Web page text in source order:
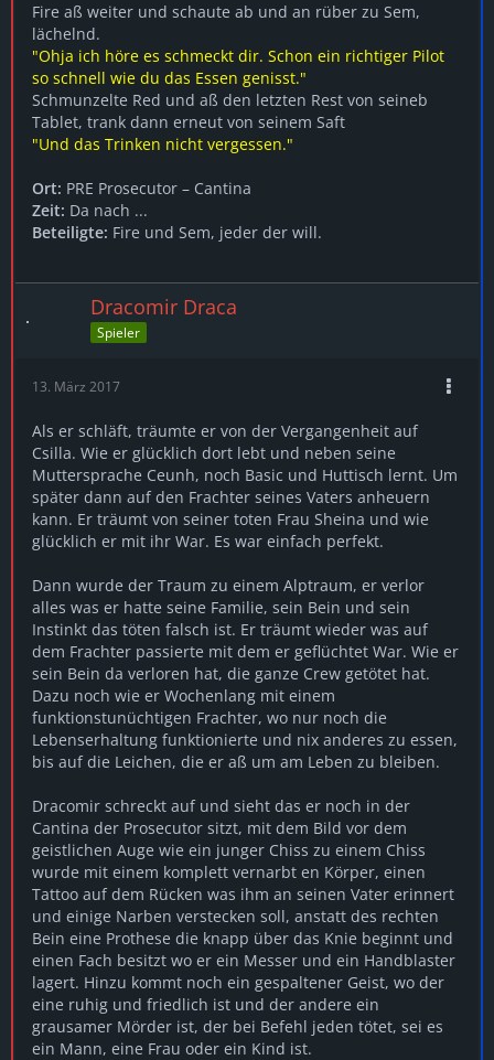
Fire aß weiter und schaute ab und an rüber zu Sem,
lächelnd.
"Ohja ich höre es schmeckt dir. Schon ein richtiger Pilot
so schnell wie du das Essen genisst."
Schmunzelte Red und aß den letzten Rest von seineb
Tablet, trank dann erneut von seinem Saft
"Und das Trinken nicht vergessen."
Ort: PRE Prosecutor – Cantina
Zeit: Da nach ...
Beteiligte: Fire und Sem, jeder der will.
Dracomir Draca
Spieler
13. März 2017
Als er schläft, träumte er von der Vergangenheit auf
Csilla. Wie er glücklich dort lebt und neben seine
Muttersprache Ceunh, noch Basic und Huttisch lernt. Um
später dann auf den Frachter seines Vaters anheuern
kann. Er träumt von seiner toten Frau Sheina und wie
glücklich er mit ihr War. Es war einfach perfekt.
Dann wurde der Traum zu einem Alptraum, er verlor
alles was er hatte seine Familie, sein Bein und sein
Instinkt das töten falsch ist. Er träumt wieder was auf
dem Frachter passierte mit dem er geflüchtet War. Wie er
sein Bein da verloren hat, die ganze Crew getötet hat.
Dazu noch wie er Wochenlang mit einem
funktionstunüchtigen Frachter, wo nur noch die
Lebenserhaltung funktionierte und nix anderes zu essen,
bis auf die Leichen, die er aß um am Leben zu bleiben.
Dracomir schreckt auf und sieht das er noch in der
Cantina der Prosecutor sitzt, mit dem Bild vor dem
geistlichen Auge wie ein junger Chiss zu einem Chiss
wurde mit einem komplett vernarbt en Körper, einen
Tattoo auf dem Rücken was ihm an seinen Vater erinnert
und einige Narben verstecken soll, anstatt des rechten
Bein eine Prothese die knapp über das Knie beginnt und
einen Fach besitzt wo er ein Messer und ein Handblaster
lagert. Hinzu kommt noch ein gespaltener Geist, wo der
eine ruhig und friedlich ist und der andere ein
grausamer Mörder ist, der bei Befehl jeden tötet, sei es
ein Mann, eine Frau oder ein Kind ist.